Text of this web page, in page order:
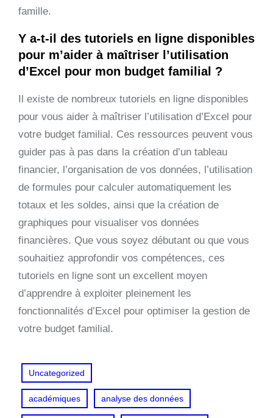
famille.
Y a-t-il des tutoriels en ligne disponibles
pour m’aider à maîtriser l’utilisation
d’Excel pour mon budget familial ?
Il existe de nombreux tutoriels en ligne disponibles
pour vous aider à maîtriser l’utilisation d’Excel pour
votre budget familial. Ces ressources peuvent vous
guider pas à pas dans la création d’un tableau
financier, l’organisation de vos données, l’utilisation
de formules pour calculer automatiquement les
totaux et les soldes, ainsi que la création de
graphiques pour visualiser vos données
financières. Que vous soyez débutant ou que vous
souhaitiez approfondir vos compétences, ces
tutoriels en ligne sont un excellent moyen
d’apprendre à exploiter pleinement les
fonctionnalités d’Excel pour optimiser la gestion de
votre budget familial.
Uncategorized
académiques analyse des données